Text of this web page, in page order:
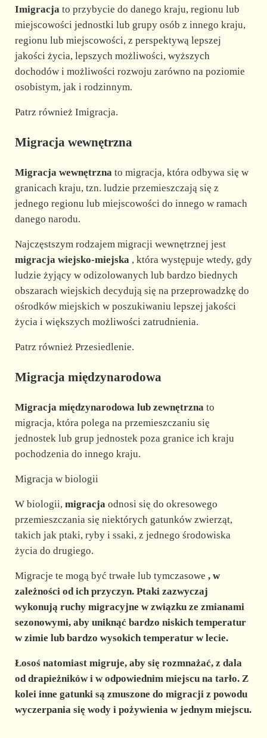
Imigracja to przybycie do danego kraju, regionu lub
miejscowości jednostki lub grupy osób z innego kraju,
regionu lub miejscowości, z perspektywą lepszej
jakości życia, lepszych możliwości, wyższych
dochodów i możliwości rozwoju zarówno na poziomie
osobistym, jak i rodzinnym.
Patrz również Imigracja.
Migracja wewnętrzna
Migracja wewnętrznato migracja, która odbywa się w
granicach kraju, tzn. ludzie przemieszczają się z
jednego regionu lub miejscowości do innego w ramach
danego narodu.
Najczęstszym rodzajem migracji wewnętrznej jest
migracja wiejsko-miejska, która występuje wtedy, gdy
ludzie żyjący w odizolowanych lub bardzo biednych
obszarach wiejskich decydują się na przeprowadzkę do
ośrodków miejskich w poszukiwaniu lepszej jakości
życia i większych możliwości zatrudnienia.
Patrz również Przesiedlenie.
Migracja międzynarodowa
Migracja międzynarodowa lub zewnętrznato
migracja, która polega na przemieszczaniu się
jednostek lub grup jednostek poza granice ich kraju
pochodzenia do innego kraju.
Migracja w biologii
W biologii, migracjaodnosi się do okresowego
przemieszczania się niektórych gatunków zwierząt,
takich jak ptaki, ryby i ssaki, z jednego środowiska
życia do drugiego.
Migracje te mogą być trwałe lub tymczasowe , w
zależności od ich przyczyn. Ptaki zazwyczaj
wykonują ruchy migracyjne w związku ze zmianami
sezonowymi, aby uniknąć bardzo niskich temperatur
w zimie lub bardzo wysokich temperatur w lecie.
Łosoś natomiast migruje, aby się rozmnażać, z dala
od drapieżników i w odpowiednim miejscu na tarło. Z
kolei inne gatunki są zmuszone do migracji z powodu
wyczerpania się wody i pożywienia w jednym miejscu.